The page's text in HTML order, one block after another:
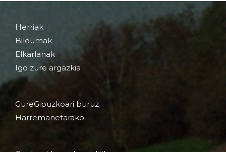
Herriak
Bildumak
Elkarlanak
Igo zure argazkia
GureGipuzkoari buruz
Harremanetarako